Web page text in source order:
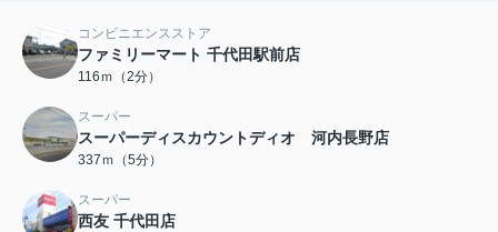
コンビニエンスストア
ファミリーマート 千代田駅前店
116ｍ（2分）
スーパー
スーパーディスカウントディオ 河内長野店
337ｍ（5分）
スーパー
西友 千代田店